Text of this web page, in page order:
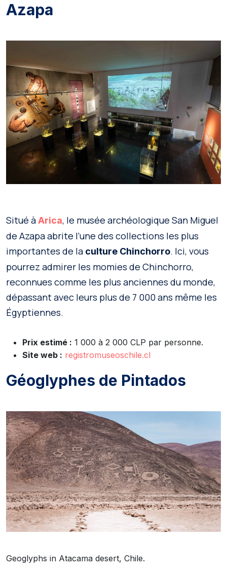
Azapa
Situé àArica, le musée archéologique San Miguel
de Azapa abrite l’une des collections les plus
importantes de la culture Chinchorro. Ici, vous
pourrez admirer les momies de Chinchorro,
reconnues comme les plus anciennes du monde,
dépassant avec leurs plus de 7 000 ans même les
Égyptiennes.
Prix estimé : 1 000 à 2 000 CLP par personne.
Site web : registromuseoschile.cl
Géoglyphes de Pintados
Geoglyphs in Atacama desert, Chile.